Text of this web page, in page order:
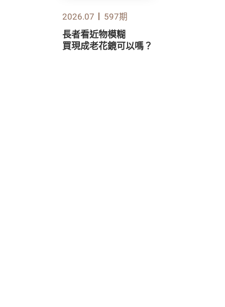
2026.07 597期
長者看近物模糊
買現成老花鏡可以嗎？